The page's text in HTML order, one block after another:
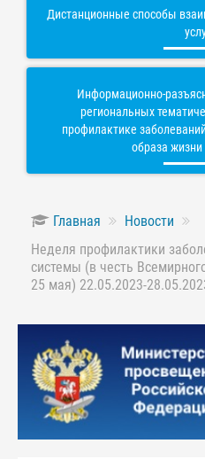
Дистанционные способы
Информационно-
региональных
профилактике
образа жизни
Главная
Новости
Неделя профилактики
системы (в честь
25 мая) 22.05.2023-